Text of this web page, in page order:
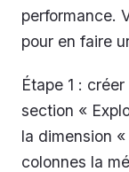
performance.
pour en faire
Étape 1 :
section «
la dimension
colonnes la